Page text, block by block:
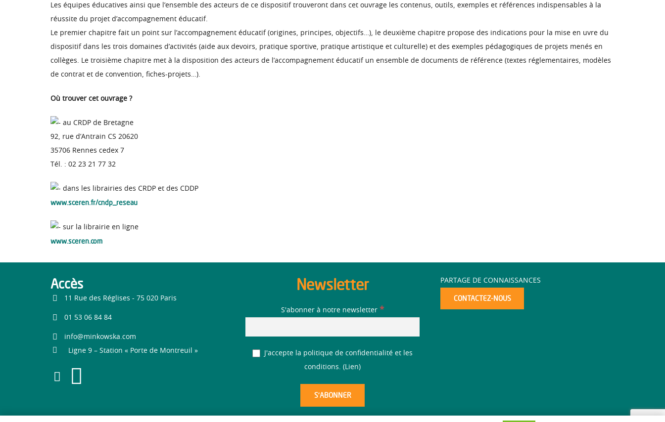
Les équipes éducatives ainsi que l’ensemble des acteurs de ce dispositif trouveront dans cet ouvrage les contenus, outils, exemples et références indispensables à la
réussite du projet d’accompagnement éducatif.
Le premier chapitre fait un point sur l’accompagnement éducatif (origines, principes, objectifs…), le deuxième chapitre propose des indications pour la mise en uvre du
dispositif dans les trois domaines d’activités (aide aux devoirs, pratique sportive, pratique artistique et culturelle) et des exemples pédagogiques de projets menés en
collèges. Le troisième chapitre met à la disposition des acteurs de l’accompagnement éducatif un ensemble de documents de référence (textes réglementaires, modèles
de contrat et de convention, fiches-projets…).
Où trouver cet ouvrage ?
au CRDP de Bretagne
92, rue d’Antrain CS 20620
35706 Rennes cedex 7
Tél. : 02 23 21 77 32
dans les librairies des CRDP et des CDDP
www.sceren.fr/cndp_reseau
sur la librairie en ligne
www.sceren.com
Accès
11 Rue des Réglises - 75 020 Paris
01 53 06 84 84
info@minkowska.com
Ligne 9 – Station « Porte de Montreuil »
Newsletter
S'abonner à notre newsletter *
J'accepte la politique de confidentialité et les
conditions. ( Lien)
PARTAGE DE CONNAISSANCES
CONTACTEZ-NOUS